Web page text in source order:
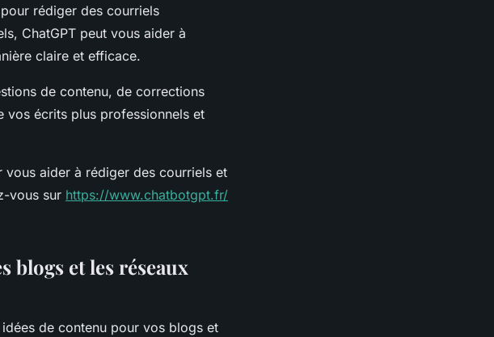
rédiger des courriels
ChatGPT peut vous aider à
claire et efficace.
de contenu, de corrections
vos écrits plus professionnels et
vous aider à rédiger des courriels et
vous sur https://www.chatbotgpt.fr/
blogs et les réseaux
de contenu pour vos blogs et